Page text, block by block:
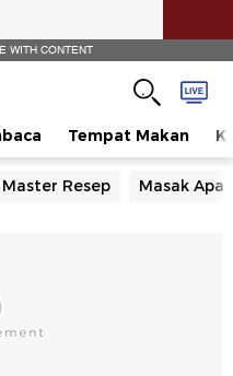
WITH CONTENT
Tempat Makan
Master Resep Masak Apa